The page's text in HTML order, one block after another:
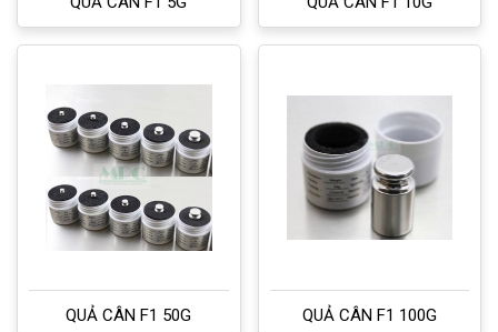
QUẢ CÂN F1 50G QUẢ CÂN F1 100G